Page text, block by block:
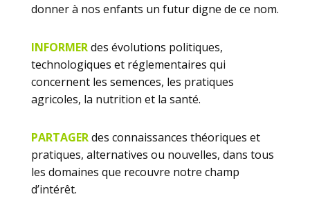
donner à nos enfants un futur digne de ce nom.
INFORMERdes évolutions politiques,
technologiques et réglementaires qui
concernent les semences, les pratiques
agricoles, la nutrition et la santé.
PARTAGERdes connaissances théoriques et
pratiques, alternatives ou nouvelles, dans tous
les domaines que recouvre notre champ
d’intérêt.